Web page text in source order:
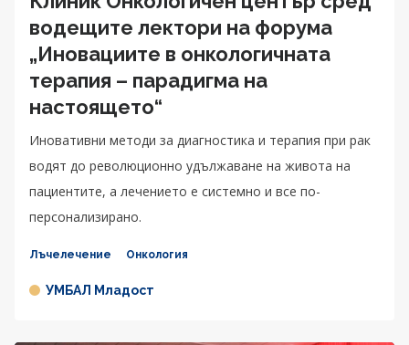
водещите лектори на форума
„Иновациите в онкологичната
терапия – парадигма на
настоящето“
Иновативни методи за диагностика и терапия при рак
водят до революционно удължаване на живота на
пациентите, а лечението е системно и все по-
персонализирано.
Лъчелечение Онкология
УМБАЛ Младост